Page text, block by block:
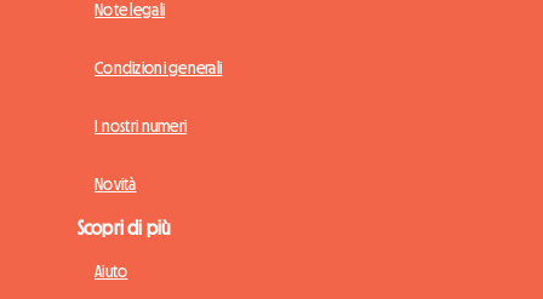
Note legali
Condizioni generali
I nostri numeri
Novità
Scopri di più
Aiuto